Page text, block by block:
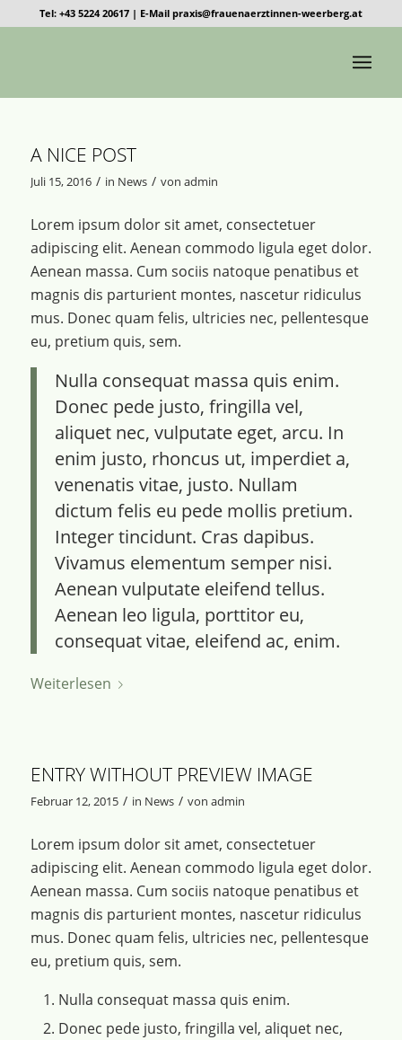
Tel: +43 5224 20617| E-Mail praxis@frauenaerztinnen-weerberg.at
A NICE POST
Juli 15, 2016 / in News / von admin
Lorem ipsum dolor sit amet, consectetuer
adipiscing elit. Aenean commodo ligula eget dolor.
Aenean massa. Cum sociis natoque penatibus et
magnis dis parturient montes, nascetur ridiculus
mus. Donec quam felis, ultricies nec, pellentesque
eu, pretium quis, sem.
Nulla consequat massa quis enim.
Donec pede justo, fringilla vel,
aliquet nec, vulputate eget, arcu. In
enim justo, rhoncus ut, imperdiet a,
venenatis vitae, justo. Nullam
dictum felis eu pede mollis pretium.
Integer tincidunt. Cras dapibus.
Vivamus elementum semper nisi.
Aenean vulputate eleifend tellus.
Aenean leo ligula, porttitor eu,
consequat vitae, eleifend ac, enim.
Weiterlesen
ENTRY WITHOUT PREVIEW IMAGE
Februar 12, 2015 / in News / von admin
Lorem ipsum dolor sit amet, consectetuer
adipiscing elit. Aenean commodo ligula eget dolor.
Aenean massa. Cum sociis natoque penatibus et
magnis dis parturient montes, nascetur ridiculus
mus. Donec quam felis, ultricies nec, pellentesque
eu, pretium quis, sem.
Nulla consequat massa quis enim.
Donec pede justo, fringilla vel, aliquet nec,